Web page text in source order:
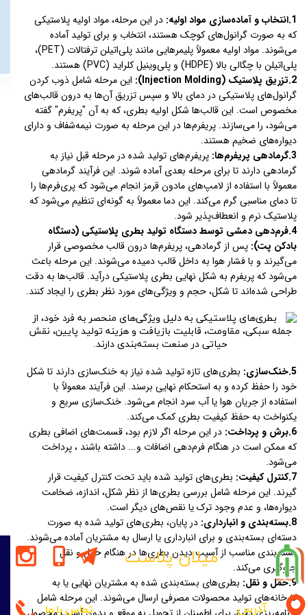
1.انتخاب و آماده‌سازی مواد اولیه:
در این مرحله، مواد اولیه پلاستیکی
که به صورت گرانول‌های کوچک هستند، انتخاب و برای تولید آماده
می‌شوند. مواد اولیه معمولاً پلیمرهایی مانند پلی‌اتیلن ترفتالات (PET)،
پلی‌اتیلن با چگالی بالا (HDPE) و پلی‌وینیل کلراید (PVC) هستند.
2.تزریق پلاستیک (Injection Molding):
این مرحله شامل ذوب کردن
گرانول‌های پلاستیکی در دمای بالا و سپس تزریق آن‌ها به درون قالب‌های
مخصوص است. این قالب‌ها شکل اولیه بطری، که به آن "پریفرم" گفته
می‌شود، را می‌سازند. پریفرم‌ها در این مرحله به صورت نیمه‌شفاف و دارای
دیواره‌های ضخیم هستند.
3.گرمادهی پریفرم‌ها:
پریفرم‌های تولید شده در مرحله قبل نیاز به
گرمادهی دارند تا برای مرحله بعدی آماده شوند. این فرآیند گرمادهی
معمولاً با استفاده از لامپ‌های مادون قرمز انجام می‌شود که پری‌فرم‌ها را
تا دمای مناسبی گرم می‌کند. این دما معمولاً به گونه‌ای تنظیم می‌شود که
پلاستیک نرم و انعطاف‌پذیر شود.
4.فرم‌دهی دمشی توسط دستگاه تولید بطری پلاستیکی (دستگاه
بادکن پت): پس از گرمادهی، پریفرم‌ها درون قالب مخصوصی قرار
می‌گیرند و با فشار هوا به داخل قالب دمیده می‌شوند. این مرحله باعث
می‌شود که پریفرم به شکل نهایی بطری پلاستیکی درآید. قالب‌ها به دقت
طراحی شده‌اند تا شکل، حجم و ویژگی‌های مورد نظر بطری را ایجاد کنند.
5.خنک‌سازی:
بطری‌های تازه تولید شده نیاز به خنک‌سازی دارند تا شکل
خود را حفظ کرده و به استحکام نهایی برسند. این فرآیند معمولاً با
استفاده از جریان هوا یا آب سرد انجام می‌شود. خنک‌سازی سریع و
یکنواخت به حفظ کیفیت بطری کمک می‌کند.
6.برش و پرداخت:
در این مرحله اگر لازم بود، قسمت‌های اضافی بطری
که ممکن است در هنگام فرم‌دهی اضافات و... داشته باشند ، پرداخت
می‌شود.
7.کنترل کیفیت:
بطری‌های تولید شده باید تحت کنترل کیفیت قرار
گیرند. این مرحله شامل بررسی بطری‌ها از نظر شکل، اندازه، ضخامت
دیواره‌ها، و عدم وجود ترک یا نقص‌های دیگر است.
8.بسته‌بندی و انبارداری:
در پایان، بطری‌های تولید شده به صورت
دسته‌ای بسته‌بندی و برای انبارداری یا ارسال به مشتریان آماده می‌شوند.
بسته‌بندی مناسب از آسیب دیدن بطری‌ها در هنگام حمل و نقل
جلوگیری می‌کند.
9.حمل و نقل:
بطری‌های بسته‌بندی شده به مشتریان نهایی یا به
کارخانه‌های تولید محصولات مصرفی ارسال می‌شوند. این مرحله شامل
تماس با ما
میلان پلاست
آدرس